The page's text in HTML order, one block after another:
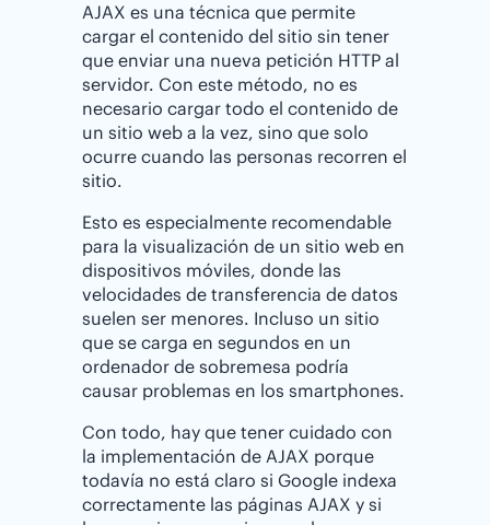
AJAX es una técnica que permite
cargar el contenido del sitio sin tener
que enviar una nueva petición HTTP al
servidor. Con este método, no es
necesario cargar todo el contenido de
un sitio web a la vez, sino que solo
ocurre cuando las personas recorren el
sitio.
Esto es especialmente recomendable
para la visualización de un sitio web en
dispositivos móviles, donde las
velocidades de transferencia de datos
suelen ser menores. Incluso un sitio
que se carga en segundos en un
ordenador de sobremesa podría
causar problemas en los smartphones.
Con todo, hay que tener cuidado con
la implementación de AJAX porque
todavía no está claro si Google indexa
correctamente las páginas AJAX y si